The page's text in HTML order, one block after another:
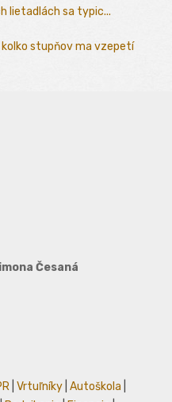
lietadlách sa typic...
stupňov ma vzepetí
Česaná
Vrtuľníky Autoškola